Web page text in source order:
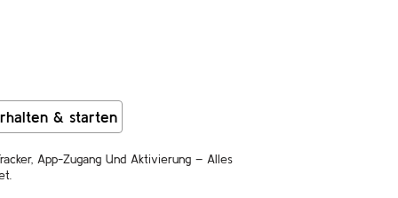
& starten
App-Zugang Und Aktivierung – Alles